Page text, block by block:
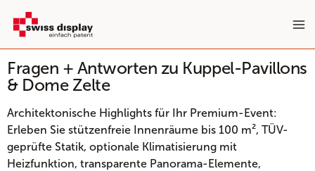
Inhalt
springen
Fragen + Antworten zu Kuppel-Pavillons
& Dome Zelte
Architektonische Highlights für Ihr Premium-Event:
Erleben Sie stützenfreie Innenräume bis 100 m², TÜV-
geprüfte Statik, optionale Klimatisierung mit
Heizfunktion, transparente Panorama-Elemente,